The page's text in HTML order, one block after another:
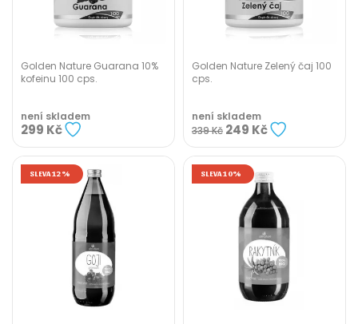
Golden Nature Guarana 10%
kofeinu 100 cps.
není skladem
299 Kč
Golden Nature Zelený čaj 100
cps.
není skladem
339 Kč 249 Kč
SLEVA 12% SLEVA 10%